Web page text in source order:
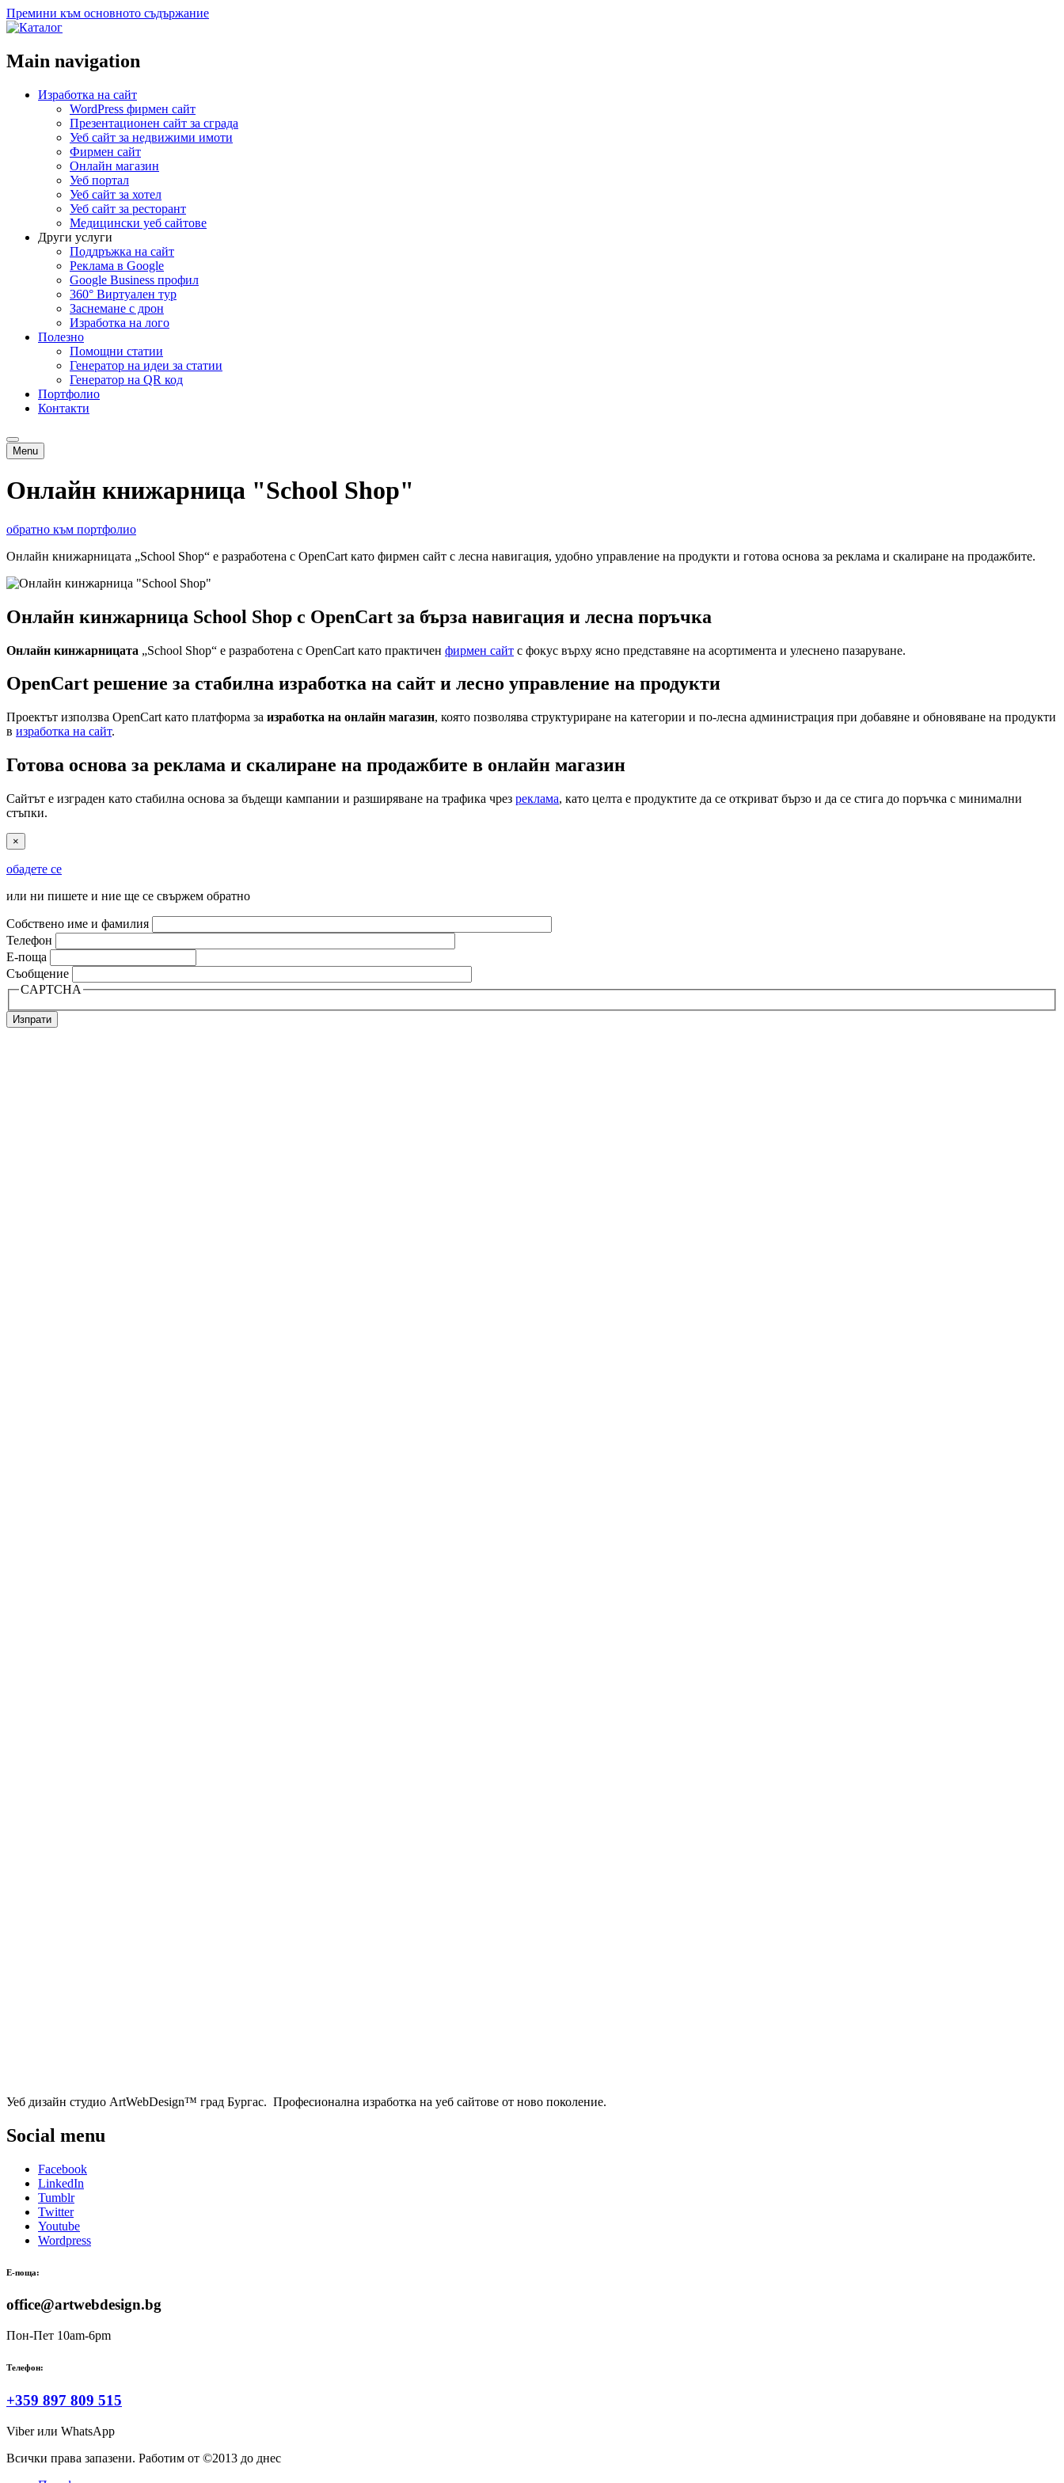
Премини към основното съдържание
Main navigation
Изработка на сайт
WordPress фирмен сайт
Презентационен сайт за сграда
Уеб сайт за недвижими имоти
Фирмен сайт
Онлайн магазин
Уеб портал
Уеб сайт за хотел
Уеб сайт за ресторант
Медицински уеб сайтове
Други услуги
Поддръжка на сайт
Реклама в Google
Google Business профил
360° Виртуален тур
Заснемане с дрон
Изработка на лого
Полезно
Помощни статии
Генератор на идеи за статии
Генератор на QR код
Портфолио
Контакти
Menu
Онлайн книжарница "School Shop"
обратно към портфолио
Онлайн книжарницата „School Shop“ е разработена с OpenCart като фирмен сайт с лесна навигация, удобно управление на продукти и готова основа за реклама и скалиране на продажбите.
Онлайн кинжарница School Shop с OpenCart за бърза навигация и лесна поръчка
Онлайн кинжарницата „School Shop“ е разработена с OpenCart като практичен фирмен сайт с фокус върху ясно представяне на асортимента и улеснено пазаруване.
OpenCart решение за стабилна изработка на сайт и лесно управление на продукти
Проектът използва OpenCart като платформа за изработка на онлайн магазин, която позволява структуриране на категории и по-лесна администрация при добавяне и обновяване на продукти
в изработка на сайт.
Готова основа за реклама и скалиране на продажбите в онлайн магазин
Сайтът е изграден като стабилна основа за бъдещи кампании и разширяване на трафика чрез реклама, като целта е продуктите да се откриват бързо и да се стига до поръчка с минимални
стъпки.
×
обадете се
или ни пишете и ние ще се свържем обратно
Собствено име и фамилия
Телефон
Е-поща
Съобщение
CAPTCHA
Уеб дизайн студио ArtWebDesign™ град Бургас. Професионална изработка на уеб сайтове от ново поколение.
Social menu
Facebook
LinkedIn
Tumblr
Twitter
Youtube
Wordpress
Е-поща:
office@artwebdesign.bg
Пон-Пет 10am-6pm
Телефон:
+359 897 809 515
Viber или WhatsApp
Всички права запазени. Работим от ©2013 до днес